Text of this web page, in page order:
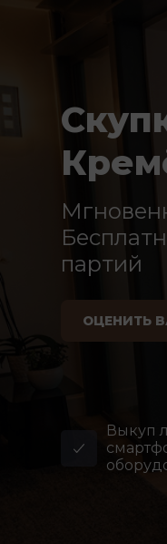
партий
ОЦЕНИТЬ
Выкуп